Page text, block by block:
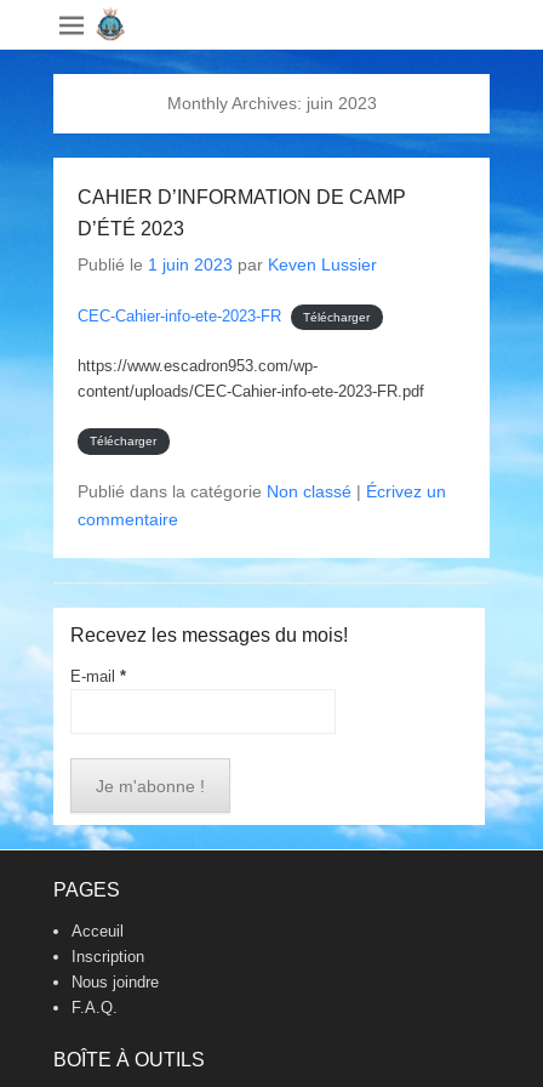
Monthly Archives: juin 2023
CAHIER D’INFORMATION DE CAMP
D’ÉTÉ 2023
Publié le 1 juin 2023 par Keven Lussier
CEC-Cahier-info-ete-2023-FR Télécharger
https://www.escadron953.com/wp-
content/uploads/CEC-Cahier-info-ete-2023-FR.pdf
Télécharger
Publié dans la catégorie Non classé | Écrivez un
commentaire
Recevez les messages du mois!
E-mail*
PAGES
Acceuil
Inscription
Nous joindre
F.A.Q.
BOÎTE À OUTILS